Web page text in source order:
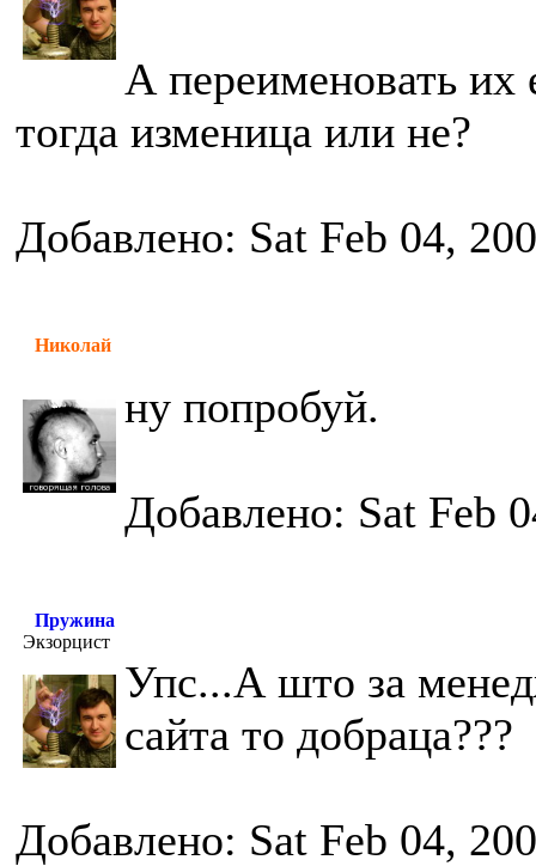
А переименовать их
тогда изменица или не?
Добавлено: Sat Feb 04,
Николай
ну попробуй.
Добавлено: Sat Feb
Пружина
Экзорцист
Упс...А што за
сайта то добраца???
Добавлено: Sat Feb 04,